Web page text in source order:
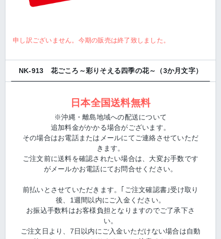
申し訳ございません。今期の販売は終了致しました。
NK-913 花ごころ～彩りそえる四季の花～（3か月文字）
日本全国送料無料
※沖縄・離島地域への配送について
追加料金がかかる場合がございます。
その場合はお電話またはメールにてご連絡させていただ
きます。
ご注文前に送料を確認されたい場合は、大変お手数です
がメールかお電話にてお問合せください。
前払いとさせていただきます。｢ご注文確認書｣受け取り
後、1週間以内にご入金ください。
お振込手数料はお客様負担となりますのでご了承下さ
い。
ご注文日より、7日以内にご入金いただけない場合は自動